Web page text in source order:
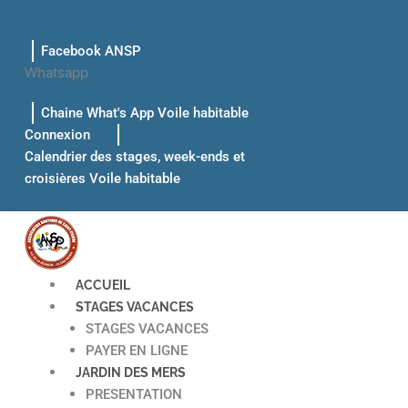
contenuFacebook ANSP
Whatsapp
Chaine What's App Voile habitable
Connexion
Calendrier des stages, week-ends et
croisières Voile habitable
ACCUEIL
STAGES VACANCES
STAGES VACANCES
PAYER EN LIGNE
JARDIN DES MERS
PRESENTATION